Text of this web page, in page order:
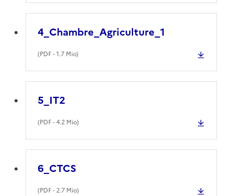
4_Chambre_Agriculture_1
(PDF- 1.7 Mio)
5_IT2
(PDF- 4.2 Mio)
6_CTCS
(PDF- 2.7 Mio)